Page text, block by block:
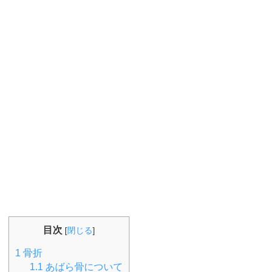
目次 [閉じる]
1 骨折
1.1 あばら骨について